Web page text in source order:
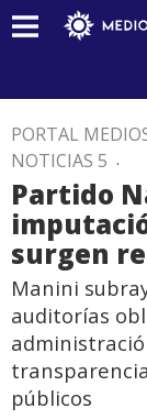
PORTAL
NOTICIAS 5 .
Partido
surgen
Manini
auditorías
públicos